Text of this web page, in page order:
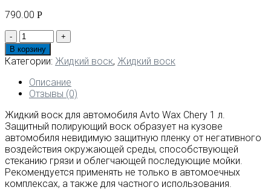
790.00 Р
Количество
товара
Жидкий
воск
для
автомобиля
Wax
Cherry
1
л.
Ускоряет
процесс
сушки
В корзину
Категории: Жидкий воск, Жидкий воск
Описание
Отзывы (0)
Жидкий воск для автомобиля Avto Wax Chery 1 л.
Защитный полирующий воск образует на кузове
автомобиля невидимую защитную пленку от негативного
воздействия окружающей среды, способствующей
стеканию грязи и облегчающей последующие мойки.
Рекомендуется применять не только в автомоечных
комплексах, а также для частного использования.